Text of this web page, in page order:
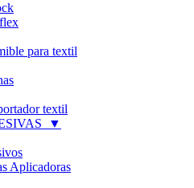
para textil
textil
▼
Aplicadoras